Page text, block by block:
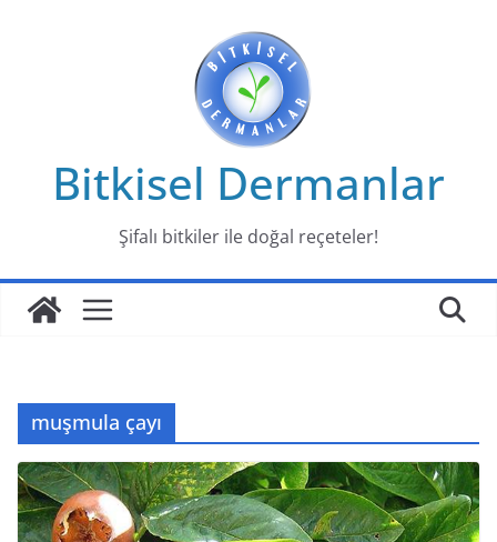
Bitkisel Dermanlar
Şifalı bitkiler ile doğal reçeteler!
muşmula çayı